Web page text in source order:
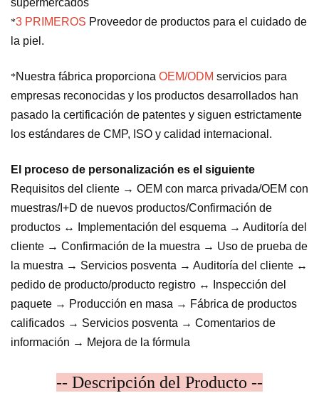
supermercados
*3 PRIMEROS Proveedor de productos para el cuidado de
la piel.
*Nuestra fábrica proporciona OEM/ODM servicios para
empresas reconocidas y los productos desarrollados han
pasado la certificación de patentes y siguen estrictamente
los estándares de CMP, ISO y calidad internacional.
El proceso de personalización es el siguiente
Requisitos del cliente → OEM con marca privada/OEM con
muestras/I+D de nuevos productos/Confirmación de
productos ↔ Implementación del esquema → Auditoría del
cliente → Confirmación de la muestra → Uso de prueba de
la muestra → Servicios posventa → Auditoría del cliente ↔
pedido de producto/producto registro ↔ Inspección del
paquete → Producción en masa → Fábrica de productos
calificados → Servicios posventa → Comentarios de
información → Mejora de la fórmula
-- Descripción del Producto --